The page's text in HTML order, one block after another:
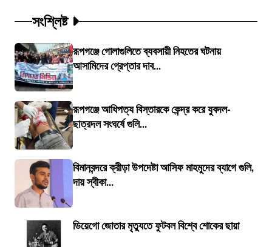
সংশ্লিষ্ট
রূপগঞ্জে গোলাগুলিতে ব্যবসায়ী নিহতের ঘটনায়
আসামিদের গ্রেপ্তার দাব...
রূপগঞ্জে আধিপত্য বিস্তারকে কেন্দ্র করে যুবদল-
ছাত্রদল সংঘর্ষে গুলি...
বিমানবন্দরে ক্রীড়া উপদেষ্টা আসিফ মাহমুদের ব্যাগে গুলি,
দায় স্বীকা...
ডিয়েগো জোতার মৃত্যুতে ফুটবল বিশ্বে শোকের ছায়া